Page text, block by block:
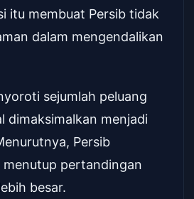
itu membuat Persib tidak
dalam mengendalikan
sejumlah peluang
dimaksimalkan menjadi
Persib
menutup pertandingan
besar.